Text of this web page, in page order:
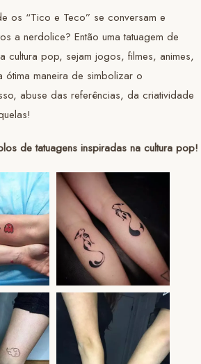
os “Tico e Teco” se conversam e
a nerdolice? Então uma tatuagem de
cultura pop, sejam jogos, filmes, animes,
ótima maneira de simbolizar o
abuse das referências, da criatividade
de tatuagens inspiradas na cultura pop!